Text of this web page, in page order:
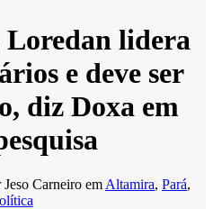
lidera
e deve ser
diz Doxa em
Jeso Carneiro em Altamira, Pará,